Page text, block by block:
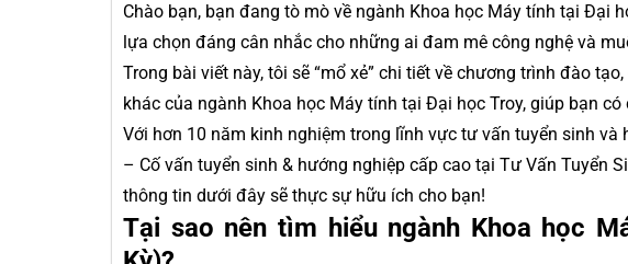
Chào bạn, bạn đang tò mò về ngành Khoa học Máy tính tại Đại
lựa chọn đáng cân nhắc cho những ai đam mê công nghệ và
Trong bài viết này, tôi sẽ “mổ xẻ” chi tiết về chương trình đào
khác của ngành Khoa học Máy tính tại Đại học Troy, giúp bạn
Với hơn 10 năm kinh nghiệm trong lĩnh vực tư vấn tuyển sinh và
– Cố vấn tuyển sinh & hướng nghiệp cấp cao tại Tư Vấn Tuyển
thông tin dưới đây sẽ thực sự hữu ích cho bạn!
Tại sao nên tìm hiểu ngành Khoa học